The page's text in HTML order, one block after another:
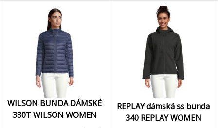
WILSON BUNDA DÁMSKÉ
380T WILSON WOMEN
REPLAY dámská ss bunda
340 REPLAY WOMEN